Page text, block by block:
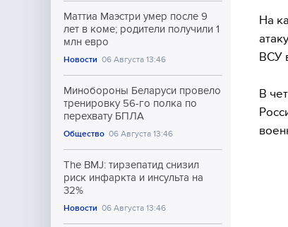
Маттиа Маэстри умер после 9
лет в коме; родители получили 1
млн евро
Новости 06 Августа 13:46
Минобороны Беларуси провело
тренировку 56-го полка по
перехвату БПЛА
Общество 06 Августа 13:46
The BMJ: тирзепатид снизил
риск инфаркта и инсульта на
32%
Новости 06 Августа 13:46
На
ВСУ
В